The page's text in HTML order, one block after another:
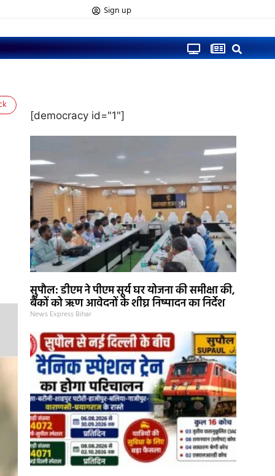
Sign up
[democracy id="1"]
सुपौल: डीएम ने पीएम सूर्य घर योजना की समीक्षा की,
बैंकों को ऋण आवेदनों के शीघ्र निष्पादन का निर्देश
News Express Bihar